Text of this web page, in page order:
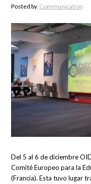
Posted by Communication
Del 5 al 6 de diciembre
Comité Europeo para la
(Francia). Esta tuvo lugar